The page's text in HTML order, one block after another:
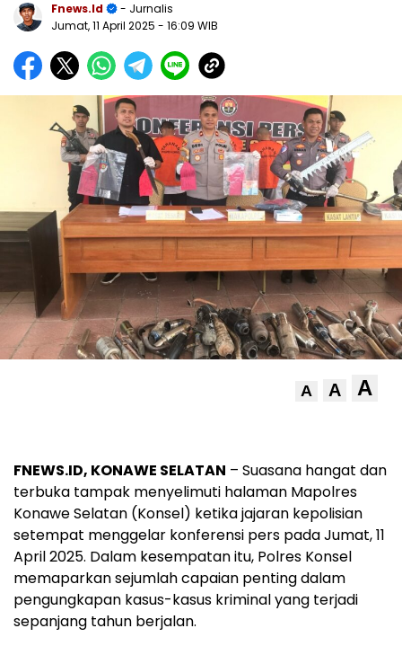
Fnews.id
- Jurnalis
Jumat, 11 April 2025 - 16:09 WIB
A A A
FNEWS.ID, KONAWE SELATAN – Suasana hangat dan
terbuka tampak menyelimuti halaman Mapolres
Konawe Selatan (Konsel) ketika jajaran kepolisian
setempat menggelar konferensi pers pada Jumat, 11
April 2025. Dalam kesempatan itu, Polres Konsel
memaparkan sejumlah capaian penting dalam
pengungkapan kasus-kasus kriminal yang terjadi
sepanjang tahun berjalan.